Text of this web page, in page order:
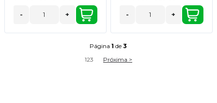
- + - +
Página1 de3
123 Próxima >